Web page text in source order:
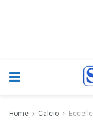
Home Calcio